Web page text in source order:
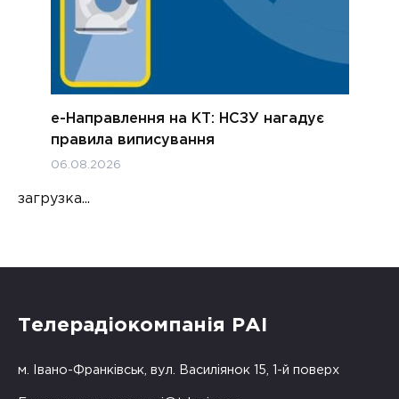
е-Направлення на КТ: НСЗУ нагадує
правила виписування
06.08.2026
загрузка...
Телерадіокомпанія РАІ
м. Івано-Франківськ, вул. Василіянок 15, 1-й поверх